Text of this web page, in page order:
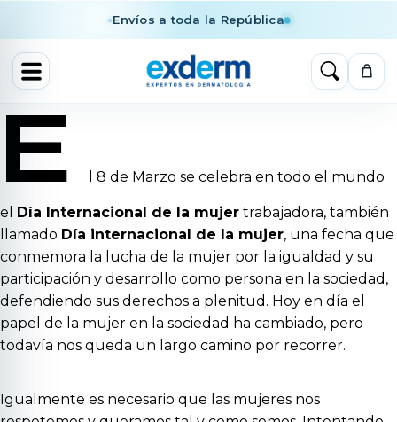
Envíos a toda la República
E l 8 de Marzo se celebra en todo el mundo
el Día Internacional de la mujer trabajadora, también
llamado Día internacional de la mujer, una fecha que
conmemora la lucha de la mujer por la igualdad y su
participación y desarrollo como persona en la sociedad,
defendiendo sus derechos a plenitud. Hoy en día el
papel de la mujer en la sociedad ha cambiado, pero
todavía nos queda un largo camino por recorrer.
Igualmente es necesario que las mujeres nos